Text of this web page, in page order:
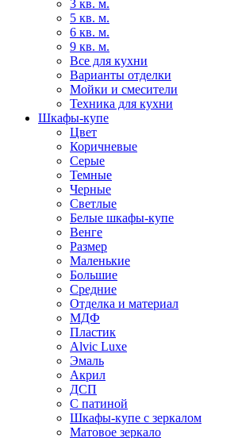
3 кв. м.
5 кв. м.
6 кв. м.
9 кв. м.
Все для кухни
Варианты отделки
Мойки и смесители
Техника для кухни
Шкафы-купе
Цвет
Коричневые
Серые
Темные
Черные
Светлые
Белые шкафы-купе
Венге
Размер
Маленькие
Большие
Средние
Отделка и материал
МДФ
Пластик
Alvic Luxe
Эмаль
Акрил
ДСП
С патиной
Шкафы-купе с зеркалом
Матовое зеркало